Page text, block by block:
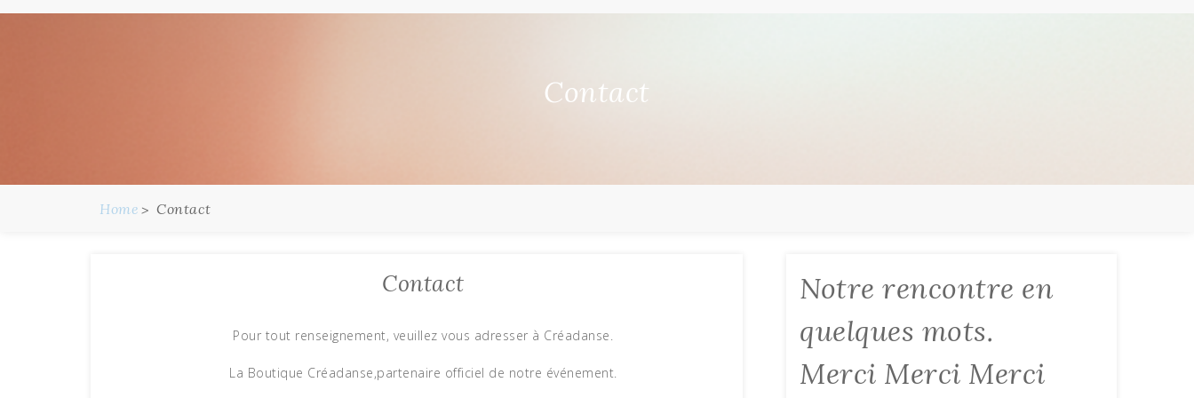
Contact
Home Contact
Contact
Pour tout renseignement, veuillez vous adresser à Créadanse.
La Boutique Créadanse,partenaire officiel de notre événement.
Notre rencontre en
quelques mots.
Merci Merci Merci